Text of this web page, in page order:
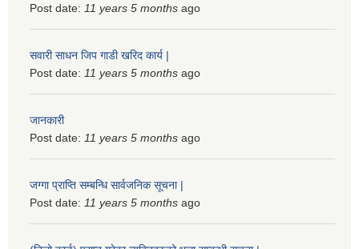
Post date: 11 years 5 months ago
सवारी साधन जिप गाडी खरिद कार्य |
Post date: 11 years 5 months ago
जानकारी
Post date: 11 years 5 months ago
जग्गा प्राप्ति सम्बन्धि सार्वजनिक सूचना |
Post date: 11 years 5 months ago